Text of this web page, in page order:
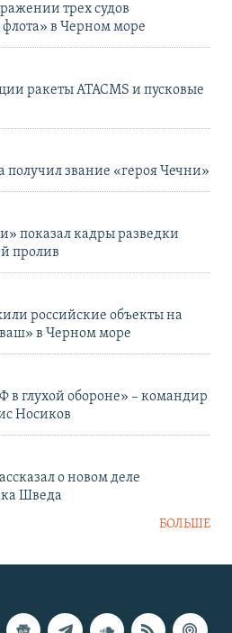
трех судов
флота» в Черном море
ракеты ATACMS и пусковые
звание «героя Чечни»
показал кадры разведки
пролив
российские объекты на
в Черном море
в глухой обороне» – командир
Носиков
о новом деле
Шведа
БОЛЬШЕ